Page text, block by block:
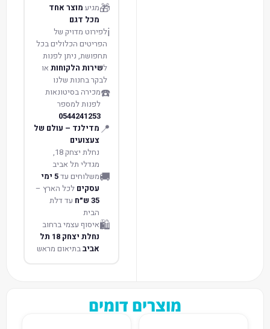
🎁מגיע מוצר אחד
מכל דגם
ℹ️לפירוט מדויק של
הפריטים הכלולים בכל
תחפושת, ניתן לפנות
לשירות הלקוחות או
לבקר בחנות שלנו
☎️מכירה בסיטונאות
לפנות למספר
0544241253
📍 מדילנד – עולם של
צעצועים
נחלת יצחק 18,
מגדלי תל אביב
🚚משלוחים עד 5 ימי
עסקים לכל הארץ –
35 ש״ח
עד דלת
הבית
🛍️איסוף עצמי ברחוב
נחלת יצחק 18 תל
אביבבתיאום מראש
מוצרים דומים